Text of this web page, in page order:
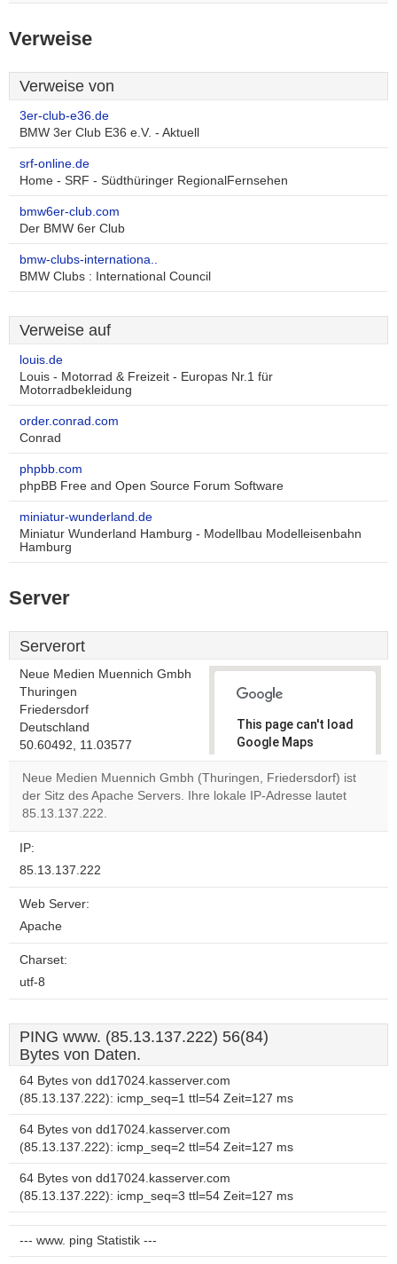
Verweise
Verweise von
3er-club-e36.de
BMW 3er Club E36 e.V. - Aktuell
srf-online.de
Home - SRF - Südthüringer RegionalFernsehen
bmw6er-club.com
Der BMW 6er Club
bmw-clubs-internationa..
BMW Clubs : International Council
Verweise auf
louis.de
Louis - Motorrad & Freizeit - Europas Nr.1 für
Motorradbekleidung
order.conrad.com
Conrad
phpbb.com
phpBB Free and Open Source Forum Software
miniatur-wunderland.de
Miniatur Wunderland Hamburg - Modellbau Modelleisenbahn
Hamburg
Server
Serverort
Neue Medien Muennich Gmbh
Thuringen
Friedersdorf
Deutschland
50.60492, 11.03577
This page can't load
Google Maps
correctly.
Do you
Neue Medien Muennich Gmbh (Thuringen, Friedersdorf) ist
der Sitz des Apache Servers. Ihre lokale IP-Adresse lautet
85.13.137.222.
IP:
85.13.137.222
Web Server:
Apache
Charset:
utf-8
PING www. (85.13.137.222) 56(84)
Bytes von Daten.
64 Bytes von dd17024.kasserver.com
(85.13.137.222): icmp_seq=1 ttl=54 Zeit=127 ms
64 Bytes von dd17024.kasserver.com
(85.13.137.222): icmp_seq=2 ttl=54 Zeit=127 ms
64 Bytes von dd17024.kasserver.com
(85.13.137.222): icmp_seq=3 ttl=54 Zeit=127 ms
--- www. ping Statistik ---